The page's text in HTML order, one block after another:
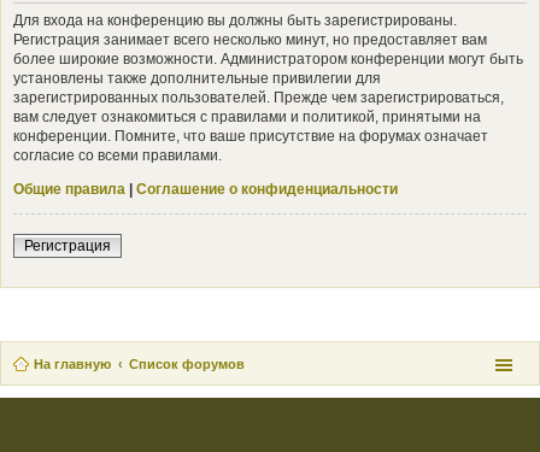
Для входа на конференцию вы должны быть зарегистрированы.
Регистрация занимает всего несколько минут, но предоставляет вам
более широкие возможности. Администратором конференции могут быть
установлены также дополнительные привилегии для
зарегистрированных пользователей. Прежде чем зарегистрироваться,
вам следует ознакомиться с правилами и политикой, принятыми на
конференции. Помните, что ваше присутствие на форумах означает
согласие со всеми правилами.
Общие правила | Соглашение о конфиденциальности
Регистрация
На главную Список форумов